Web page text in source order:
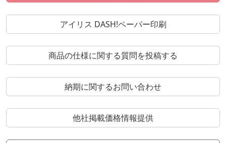
アイリス DASH!ペーパー印刷
商品の仕様に関する質問を投稿する
納期に関するお問い合わせ
他社掲載価格情報提供